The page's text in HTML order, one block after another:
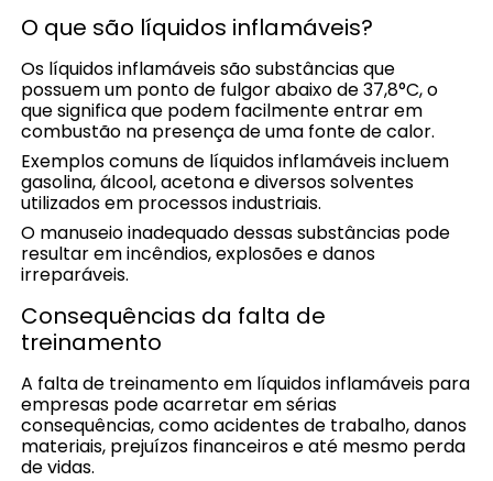
O que são líquidos inflamáveis?
Os líquidos inflamáveis são substâncias que
possuem um ponto de fulgor abaixo de 37,8°C, o
que significa que podem facilmente entrar em
combustão na presença de uma fonte de calor.
Exemplos comuns de líquidos inflamáveis incluem
gasolina, álcool, acetona e diversos solventes
utilizados em processos industriais.
O manuseio inadequado dessas substâncias pode
resultar em incêndios, explosões e danos
irreparáveis.
Consequências da falta de
treinamento
A falta de treinamento em líquidos inflamáveis para
empresas pode acarretar em sérias
consequências, como acidentes de trabalho, danos
materiais, prejuízos financeiros e até mesmo perda
de vidas.